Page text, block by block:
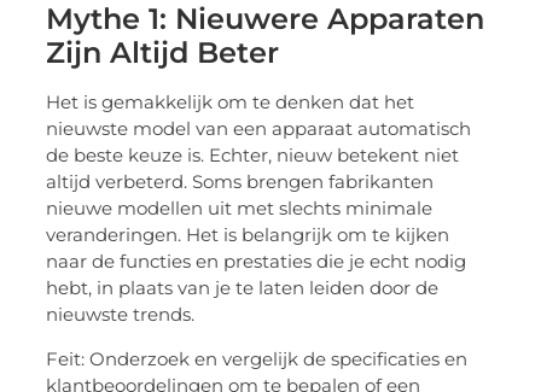
Mythe 1: Nieuwere Apparaten
Zijn Altijd Beter
Het is gemakkelijk om te denken dat het
nieuwste model van een apparaat automatisch
de beste keuze is. Echter, nieuw betekent niet
altijd verbeterd. Soms brengen fabrikanten
nieuwe modellen uit met slechts minimale
veranderingen. Het is belangrijk om te kijken
naar de functies en prestaties die je echt nodig
hebt, in plaats van je te laten leiden door de
nieuwste trends.
Feit: Onderzoek en vergelijk de specificaties en
klantbeoordelingen om te bepalen of een